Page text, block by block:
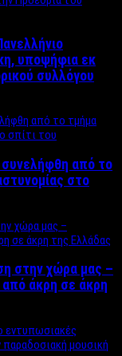
υποψήφια εκ
συλλόγου
από το
στο
στην χώρα μας –
από άκρη σε άκρη